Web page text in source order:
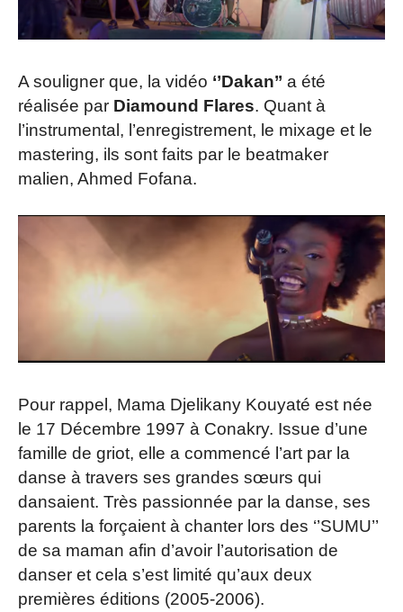
A souligner que, la vidéo ‘’Dakan’’ a été
réalisée par Diamound Flares. Quant à
l’instrumental, l’enregistrement, le mixage et le
mastering, ils sont faits par le beatmaker
malien, Ahmed Fofana.
Pour rappel, Mama Djelikany Kouyaté est née
le 17 Décembre 1997 à Conakry. Issue d’une
famille de griot, elle a commencé l’art par la
danse à travers ses grandes sœurs qui
dansaient. Très passionnée par la danse, ses
parents la forçaient à chanter lors des ‘’SUMU’’
de sa maman afin d’avoir l’autorisation de
danser et cela s’est limité qu’aux deux
premières éditions (2005-2006).